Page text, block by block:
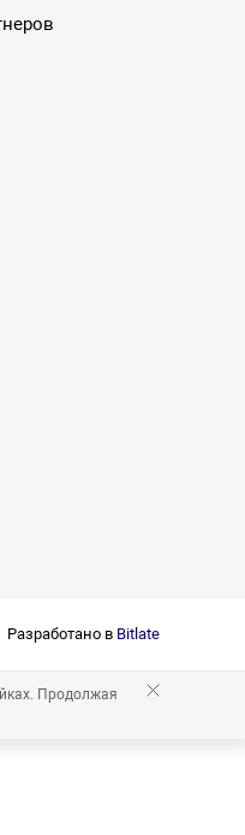
Разработано в Bitlate
Продолжая